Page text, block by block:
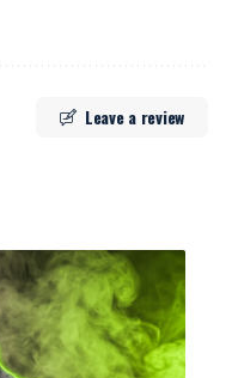
Leave a review